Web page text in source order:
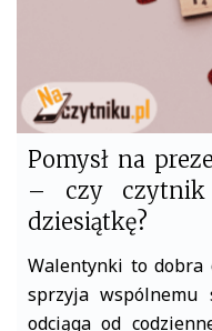
Pomysł na
– czy
dziesiątkę?
Walentynki to dobra
sprzyja
odciąga od